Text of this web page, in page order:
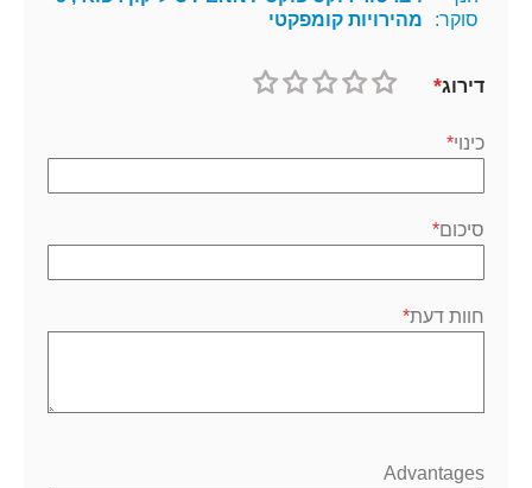
סוקר:
מהירויות קומפקטי
דירוג
כינוי
סיכום
חוות דעת
Advantages